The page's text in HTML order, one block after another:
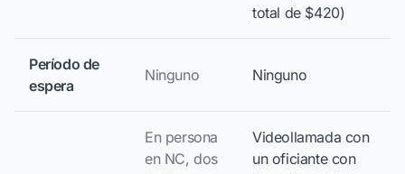
total de $420)
Período de
espera
Ninguno Ninguno
En persona
en NC, dos
Videollamada con
un oficiante con